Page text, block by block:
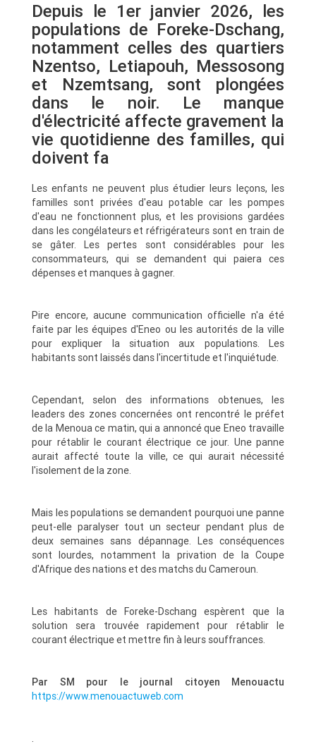
Depuis le 1er janvier 2026, les
populations de Foreke-Dschang,
notamment celles des quartiers
Nzentso, Letiapouh, Messosong
et Nzemtsang, sont plongées
dans le noir. Le manque
d'électricité affecte gravement la
vie quotidienne des familles, qui
doivent fa
Les enfants ne peuvent plus étudier leurs leçons, les
familles sont privées d'eau potable car les pompes
d'eau ne fonctionnent plus, et les provisions gardées
dans les congélateurs et réfrigérateurs sont en train de
se gâter. Les pertes sont considérables pour les
consommateurs, qui se demandent qui paiera ces
dépenses et manques à gagner.
Pire encore, aucune communication officielle n'a été
faite par les équipes d'Eneo ou les autorités de la ville
pour expliquer la situation aux populations. Les
habitants sont laissés dans l'incertitude et l'inquiétude.
Cependant, selon des informations obtenues, les
leaders des zones concernées ont rencontré le préfet
de la Menoua ce matin, qui a annoncé que Eneo travaille
pour rétablir le courant électrique ce jour. Une panne
aurait affecté toute la ville, ce qui aurait nécessité
l'isolement de la zone.
Mais les populations se demandent pourquoi une panne
peut-elle paralyser tout un secteur pendant plus de
deux semaines sans dépannage. Les conséquences
sont lourdes, notamment la privation de la Coupe
d'Afrique des nations et des matchs du Cameroun.
Les habitants de Foreke-Dschang espèrent que la
solution sera trouvée rapidement pour rétablir le
courant électrique et mettre fin à leurs souffrances.
Par SM pour le journal citoyen Menouactu
https://www.menouactuweb.com
.